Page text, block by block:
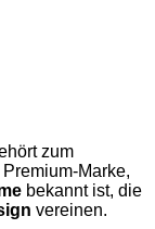
zum
Premium-Marke,
bekannt ist, die
vereinen.